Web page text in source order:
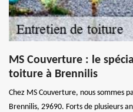
MS Couverture : le
toiture à Brennilis
Chez MS Couverture, nous sommes
Brennilis, 29690. Forts de plusieurs